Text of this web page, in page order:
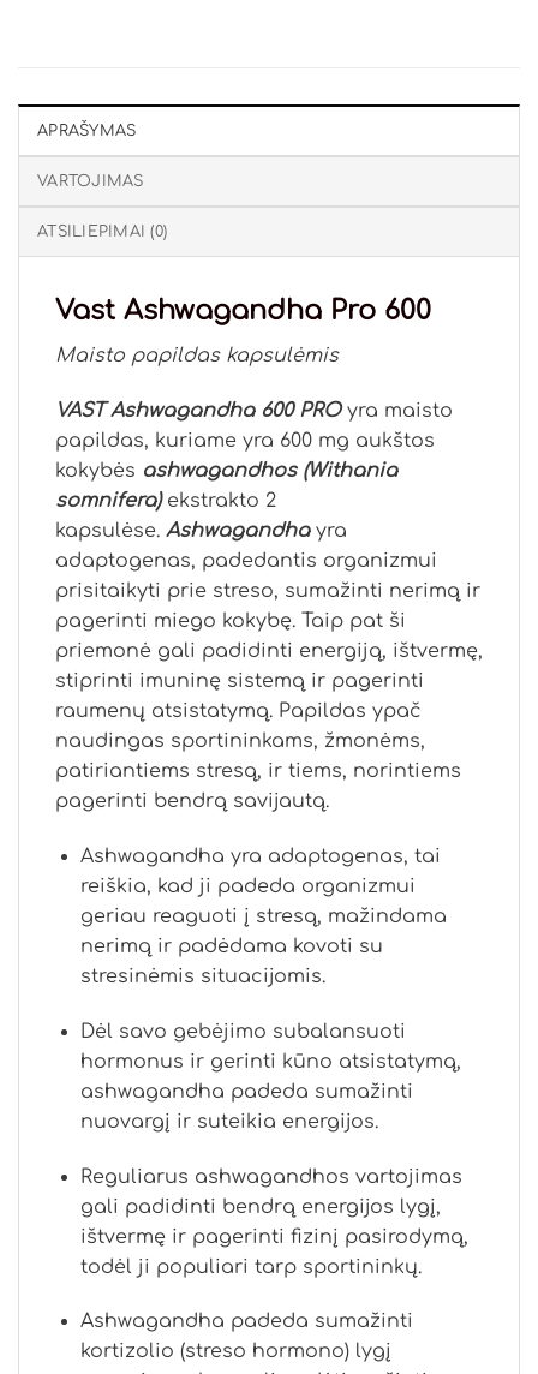
APRAŠYMAS
VARTOJIMAS
ATSILIEPIMAI (0)
Vast Ashwagandha Pro 600
Maisto papildas kapsulėmis
VAST Ashwagandha 600 PROyra maisto
papildas, kuriame yra 600 mg aukštos
kokybės ashwagandhos (Withania
somnifera)ekstrakto 2
kapsulėse. Ashwagandha yra
adaptogenas, padedantis organizmui
prisitaikyti prie streso, sumažinti nerimą ir
pagerinti miego kokybę. Taip pat ši
priemonė gali padidinti energiją, ištvermę,
stiprinti imuninę sistemą ir pagerinti
raumenų atsistatymą. Papildas ypač
naudingas sportininkams, žmonėms,
patiriantiems stresą, ir tiems, norintiems
pagerinti bendrą savijautą.
Ashwagandha yra adaptogenas, tai
reiškia, kad ji padeda organizmui
geriau reaguoti į stresą, mažindama
nerimą ir padėdama kovoti su
stresinėmis situacijomis.
Dėl savo gebėjimo subalansuoti
hormonus ir gerinti kūno atsistatymą,
ashwagandha padeda sumažinti
nuovargį ir suteikia energijos.
Reguliarus ashwagandhos vartojimas
gali padidinti bendrą energijos lygį,
ištvermę ir pagerinti fizinį pasirodymą,
todėl ji populiari tarp sportininkų.
Ashwagandha padeda sumažinti
kortizolio (streso hormono) lygį